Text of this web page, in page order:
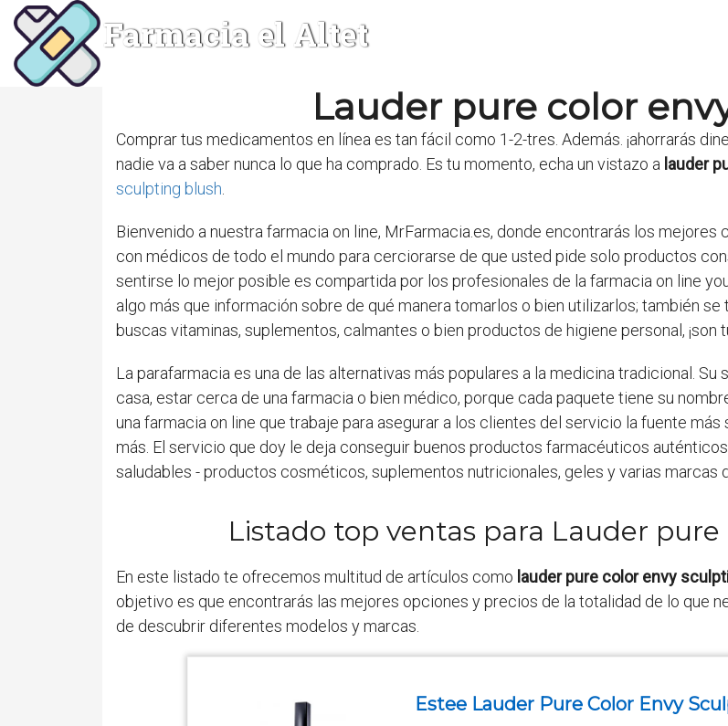
Farmacia el Altet
Lauder pure color
Comprar tus medicamentos en línea es tan fácil como 1-2-tres. Además. ¡ahorrarás
nadie va a saber nunca lo que ha comprado. Es tu momento, echa un vistazo a lauder
sculpting blush
Bienvenido a nuestra farmacia on line, MrFarmacia.es, donde encontrarás los
con médicos de todo el mundo para cerciorarse de que usted pide solo productos
sentirse lo mejor posible es compartida por los profesionales de la farmacia on line
algo más que información sobre de qué manera tomarlos o bien utilizarlos; también
buscas vitaminas, suplementos, calmantes o bien productos de higiene personal, ¡son
La parafarmacia es una de las alternativas más populares a la medicina tradicional.
casa, estar cerca de una farmacia o bien médico, porque cada paquete tiene su
una farmacia on line que trabaje para asegurar a los clientes del servicio la fuente
más. El servicio que doy le deja conseguir buenos productos farmacéuticos
saludables - productos cosméticos, suplementos nutricionales, geles y varias marcas
Listado top ventas para Lauder
En este listado te ofrecemos multitud de artículos como lauder pure color envy
objetivo es que encontrarás las mejores opciones y precios de la totalidad de lo que
de descubrir diferentes modelos y marcas.
Estee Lauder Pure Color Envy